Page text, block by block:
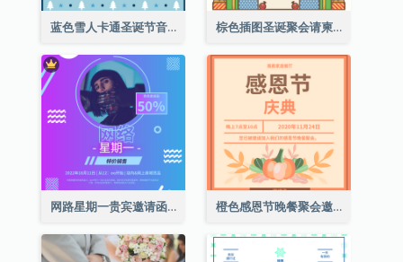
蓝色雪人卡通圣诞节音乐会邀请 棕色插图圣诞聚会请柬
网路星期一贵宾邀请函 橙色感恩节晚餐聚会邀请函